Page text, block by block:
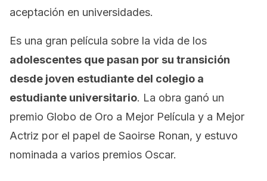
aceptación en universidades.
Es una gran película sobre la vida de los
adolescentes que pasan por su transición
desde joven estudiante del colegio a
estudiante universitario. La obra ganó un
premio Globo de Oro a Mejor Película y a Mejor
Actriz por el papel de Saoirse Ronan, y estuvo
nominada a varios premios Oscar.